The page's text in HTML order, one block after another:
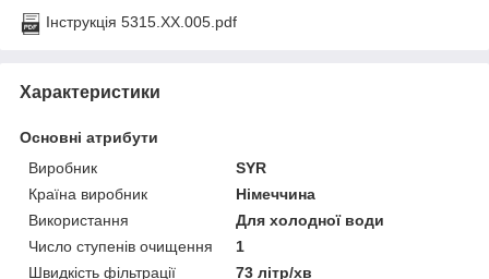
Інструкція 5315.ХХ.005.pdf
Характеристики
Основні атрибути
Виробник
SYR
Країна виробник
Німеччина
Використання
Для холодної води
Число ступенів очищення
1
Швидкість фільтрації
73 літр/хв